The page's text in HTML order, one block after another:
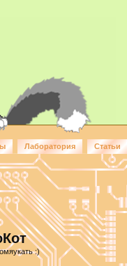
Лаборатория Статьи
:)